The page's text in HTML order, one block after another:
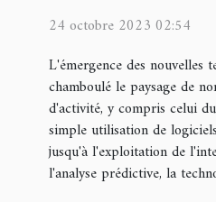
24 octobre 2023 02:54
L'émergence des nouvelles
chamboulé le paysage de
d'activité, y compris celui
simple utilisation de
jusqu'à l'exploitation de
l'analyse prédictive, la